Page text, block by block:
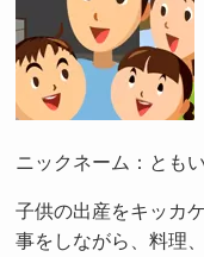
ニックネーム：とも
子供の出産をキッカ
事をしながら、料理